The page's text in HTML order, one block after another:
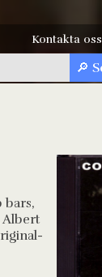
Kontakta oss
bars,
Albert